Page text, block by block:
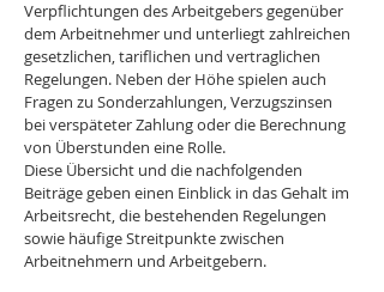
Verpflichtungen des Arbeitgebers gegenüber
dem Arbeitnehmer und unterliegt zahlreichen
gesetzlichen, tariflichen und vertraglichen
Regelungen. Neben der Höhe spielen auch
Fragen zu Sonderzahlungen, Verzugszinsen
bei verspäteter Zahlung oder die Berechnung
von Überstunden eine Rolle.
Diese Übersicht und die nachfolgenden
Beiträge geben einen Einblick in das Gehalt im
Arbeitsrecht, die bestehenden Regelungen
sowie häufige Streitpunkte zwischen
Arbeitnehmern und Arbeitgebern.